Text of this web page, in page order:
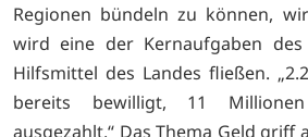
Regionen bündeln zu können,
wird eine der Kernaufgaben
Hilfsmittel des Landes fließen.
bereits bewilligt, 11
ausgezahlt.“ Das Thema Geld griff